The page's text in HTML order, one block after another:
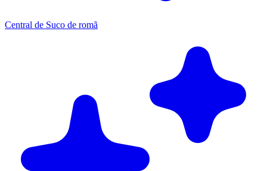
Central de Suco de romã